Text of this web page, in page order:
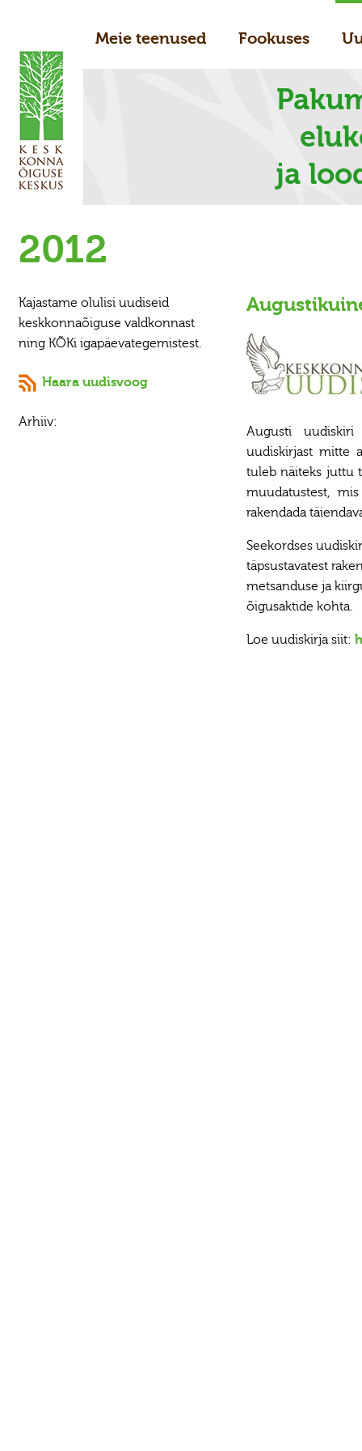
Meie teenused Fookuses
ja
2012
Kajastame olulisi uudiseid
keskkonnaõiguse valdkonnast
ning KÕKi igapäevategemistest.
Haara uudisvoog
Arhiiv:
Augusti uudiskiri
uudiskirjast mitte
tuleb näiteks juttu
muudatustest,
rakendada
Seekordses
täpsustavatest
metsanduse ja
õigusaktide kohta.
Loe uudiskirja siit: